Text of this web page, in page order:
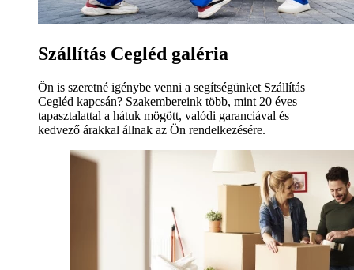
Szállítás Cegléd galéria
Ön is szeretné igénybe venni a segítségünket Szállítás
Cegléd kapcsán? Szakembereink több, mint 20 éves
tapasztalattal a hátuk mögött, valódi garanciával és
kedvező árakkal állnak az Ön rendelkezésére.